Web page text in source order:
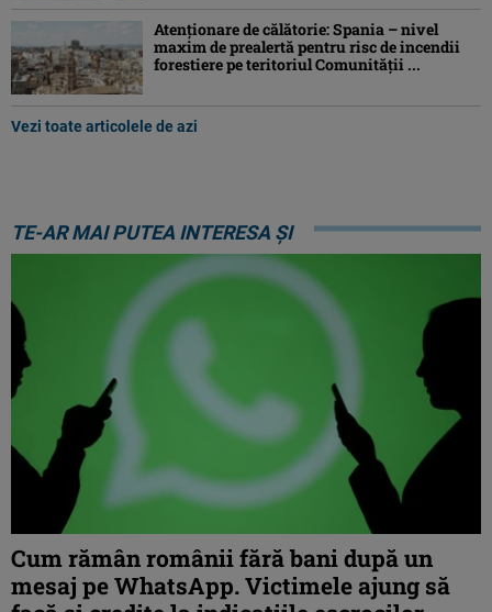
Atenţionare de călătorie: Spania – nivel
maxim de prealertă pentru risc de incendii
forestiere pe teritoriul Comunităţii ...
Vezi toate articolele de azi
TE-AR MAI PUTEA INTERESA ȘI
Cum rămân românii fără bani după un
mesaj pe WhatsApp. Victimele ajung să